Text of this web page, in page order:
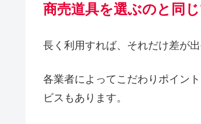
商売道具を選ぶのと同じ
長く利用すれば、それだけ差が
各業者によってこだわりポイン
ビスもあります。